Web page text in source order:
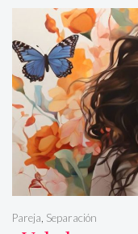
Pareja Separación